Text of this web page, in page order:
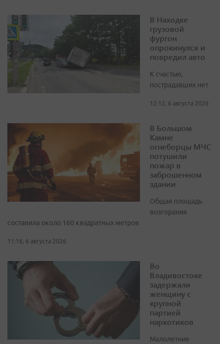
В Находке
грузовой
фургон
опрокинулся и
повредил авто
К счастью,
пострадавших нет
12:12, 6 августа 2026
В Большом
Камне
огнеборцы МЧС
потушили
пожар в
заброшенном
здании
Общая площадь
возгорания
составила около 160 квадратных метров
11:16, 6 августа 2026
Во
Владивостоке
задержали
женщину с
крупной
партией
наркотиков
Малолетние